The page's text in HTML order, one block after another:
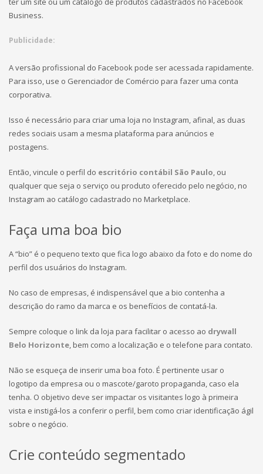
Business.
Publicidade:
A versão profissional do Facebook pode ser acessada rapidamente.
Para isso, use o Gerenciador de Comércio para fazer uma conta
corporativa.
Isso é necessário para criar uma loja no Instagram, afinal, as duas
redes sociais usam a mesma plataforma para anúncios e
postagens.
Então, vincule o perfil do escritório contábil São Paulo, ou
qualquer que seja o serviço ou produto oferecido pelo negócio, no
Instagram ao catálogo cadastrado no Marketplace.
Faça uma boa bio
A “bio” é o pequeno texto que fica logo abaixo da foto e do nome do
perfil dos usuários do Instagram.
No caso de empresas, é indispensável que a bio contenha a
descrição do ramo da marca e os benefícios de contatá-la.
Sempre coloque o link da loja para facilitar o acesso ao drywall
Belo Horizonte, bem como a localização e o telefone para contato.
Não se esqueça de inserir uma boa foto. É pertinente usar o
logotipo da empresa ou o mascote/garoto propaganda, caso ela
tenha. O objetivo deve ser impactar os visitantes logo à primeira
vista e instigá-los a conferir o perfil, bem como criar identificação ágil
sobre o negócio.
Crie conteúdo segmentado